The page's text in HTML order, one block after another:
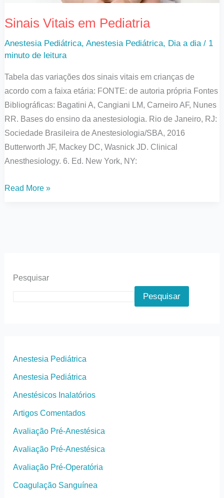
Sinais Vitais em Pediatria
Anestesia Pediátrica,Anestesia Pediátrica, Dia a dia/ 1
minuto de leitura
Tabela das variações dos sinais vitais em crianças de
acordo com a faixa etária: FONTE: de autoria própria Fontes
Bibliográficas: Bagatini A, Cangiani LM, Carneiro AF, Nunes
RR. Bases do ensino da anestesiologia. Rio de Janeiro, RJ:
Sociedade Brasileira de Anestesiologia/SBA, 2016
Butterworth JF, Mackey DC, Wasnick JD. Clinical
Anesthesiology. 6. Ed. New York, NY:
Read More »
Pesquisar
Pesquisar
Anestesia Pediátrica
Anestesia Pediátrica
Anestésicos Inalatórios
Artigos Comentados
Avaliação Pré-Anestésica
Avaliação Pré-Anestésica
Avaliação Pré-Operatória
Coagulação Sanguínea